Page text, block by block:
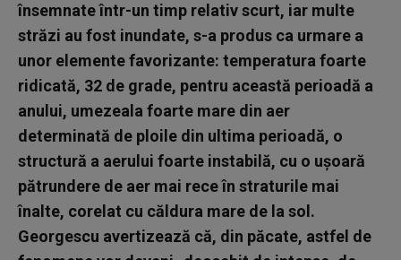
însemnate într-un timp relativ scurt, iar multe
străzi au fost inundate, s-a produs ca urmare a
unor elemente favorizante: temperatura foarte
ridicată, 32 de grade, pentru această perioadă a
anului, umezeala foarte mare din aer
determinată de ploile din ultima perioadă, o
structură a aerului foarte instabilă, cu o uşoară
pătrundere de aer mai rece în straturile mai
înalte, corelat cu căldura mare de la sol.
Georgescu avertizează că, din păcate, astfel de